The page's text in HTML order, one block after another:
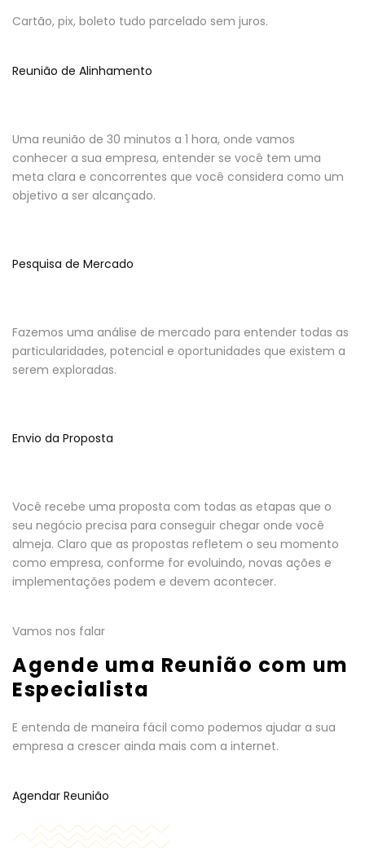
Cartão, pix, boleto tudo parcelado sem juros.
Reunião de Alinhamento
Uma reunião de 30 minutos a 1 hora, onde vamos
conhecer a sua empresa, entender se você tem uma
meta clara e concorrentes que você considera como um
objetivo a ser alcançado.
Pesquisa de Mercado
Fazemos uma análise de mercado para entender todas as
particularidades, potencial e oportunidades que existem a
serem exploradas.
Envio da Proposta
Você recebe uma proposta com todas as etapas que o
seu negócio precisa para conseguir chegar onde você
almeja. Claro que as propostas refletem o seu momento
como empresa, conforme for evoluindo, novas ações e
implementações podem e devem acontecer.
Vamos nos falar
Agende uma Reunião com um
Especialista
E entenda de maneira fácil como podemos ajudar a sua
empresa a crescer ainda mais com a internet.
Agendar Reunião